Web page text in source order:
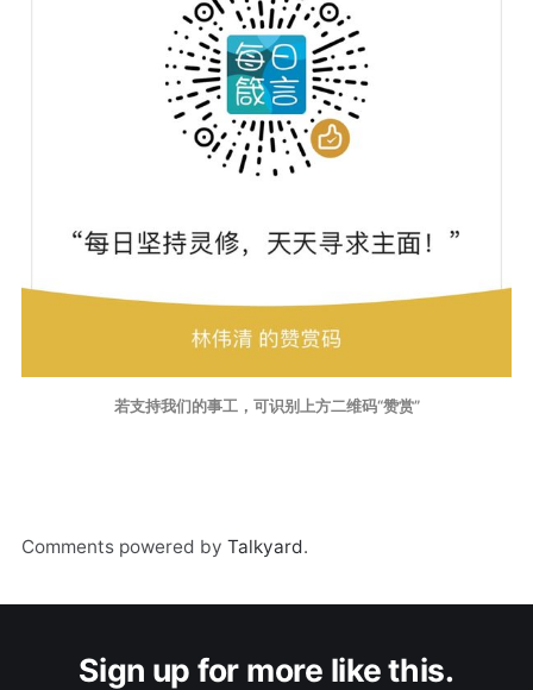
若支持我们的事工，可识别上方二维码“赞赏”
Comments powered by Talkyard.
Sign up for more like this.